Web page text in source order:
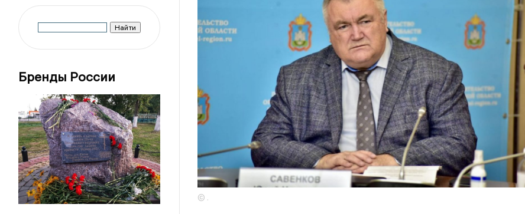
Бренды России
© .